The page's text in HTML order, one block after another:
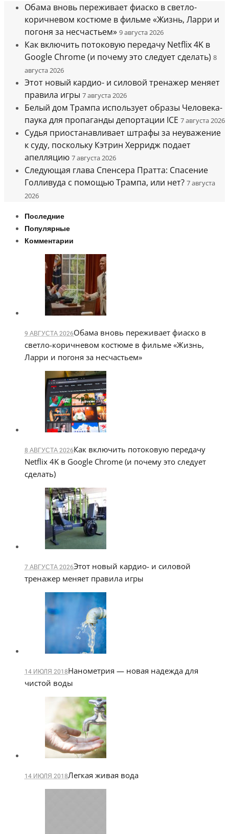
Обама вновь переживает фиаско в светло-
коричневом костюме в фильме «Жизнь, Ларри и
погоня за несчастьем» 9 августа 2026
Как включить потоковую передачу Netflix 4K в
Google Chrome (и почему это следует сделать) 8
августа 2026
Этот новый кардио- и силовой тренажер меняет
правила игры 7 августа 2026
Белый дом Трампа использует образы Человека-
паука для пропаганды депортации ICE 7 августа 2026
Судья приостанавливает штрафы за неуважение
к суду, поскольку Кэтрин Херридж подает
апелляцию 7 августа 2026
Следующая глава Спенсера Пратта: Спасение
Голливуда с помощью Трампа, или нет? 7 августа
2026
Последние
Популярные
Комментарии
9 АВГУСТА 2026Обама вновь переживает фиаско в
светло-коричневом костюме в фильме «Жизнь,
Ларри и погоня за несчастьем»
8 АВГУСТА 2026Как включить потоковую передачу
Netflix 4K в Google Chrome (и почему это следует
сделать)
7 АВГУСТА 2026Этот новый кардио- и силовой
тренажер меняет правила игры
14 ИЮЛЯ 2018Нанометрия — новая надежда для
чистой воды
14 ИЮЛЯ 2018Легкая живая вода